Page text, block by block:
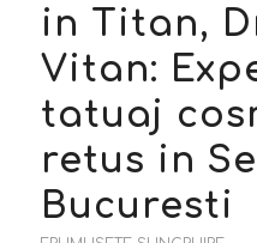
in Titan,
Vitan:
tatuaj
retus in
Bucuresti